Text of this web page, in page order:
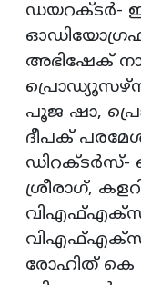
ഡയറക്ടര്‍-
അഭിഷേക്
പൂജ ഷാ,
ദീപക്
ശ്രീരാഗ്,
വിഎഫ്എക്സ്
വിഎഫ്എക്സ്,
രോഹിത് കെ